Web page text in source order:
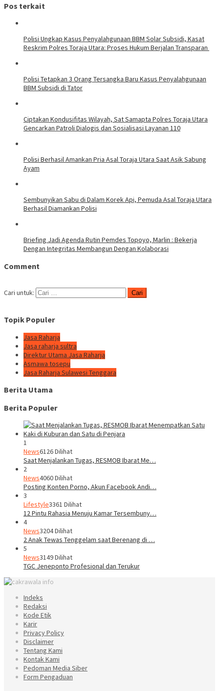
Pos terkait
Polisi Ungkap Kasus Penyalahgunaan BBM Solar Subsidi, Kasat
Reskrim Polres Toraja Utara: Proses Hukum Berjalan Transparan
Polisi Tetapkan 3 Orang Tersangka Baru Kasus Penyalahgunaan
BBM Subsidi di Tator
Ciptakan Kondusifitas Wilayah, Sat Samapta Polres Toraja Utara
Gencarkan Patroli Dialogis dan Sosialisasi Layanan 110
Polisi Berhasil Amankan Pria Asal Toraja Utara Saat Asik Sabung
Ayam
Sembunyikan Sabu di Dalam Korek Api, Pemuda Asal Toraja Utara
Berhasil Diamankan Polisi
Briefing Jadi Agenda Rutin Pemdes Topoyo, Marlin : Bekerja
Dengan Integritas Membangun Dengan Kolaborasi
Comment
Cari untuk:
Topik Populer
Jasa Raharja
Jasa raharja sultra
Direktur Utama Jasa Raharja
Asmawa tosepu
Jasa Raharja Sulawesi Tenggara
Berita Utama
Berita Populer
1
News6126 Dilihat
Saat Menjalankan Tugas, RESMOB Ibarat Me…
2
News4060 Dilihat
Posting Konten Porno, Akun Facebook Andi…
3
Lifestyle3361 Dilihat
12 Pintu Rahasia Menuju Kamar Tersembuny…
4
News3204 Dilihat
2 Anak Tewas Tenggelam saat Berenang di …
5
News3149 Dilihat
TGC Jeneponto Profesional dan Terukur
Indeks
Redaksi
Kode Etik
Karir
Privacy Policy
Disclaimer
Tentang Kami
Kontak Kami
Pedoman Media Siber
Form Pengaduan